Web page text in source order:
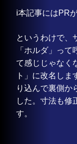
ℹ️本記事にはPR
というわけで、
「ホルダ」っ
て感じじゃなく
ト」に改名しま
り込んで裏側か
した。寸法も修
す。